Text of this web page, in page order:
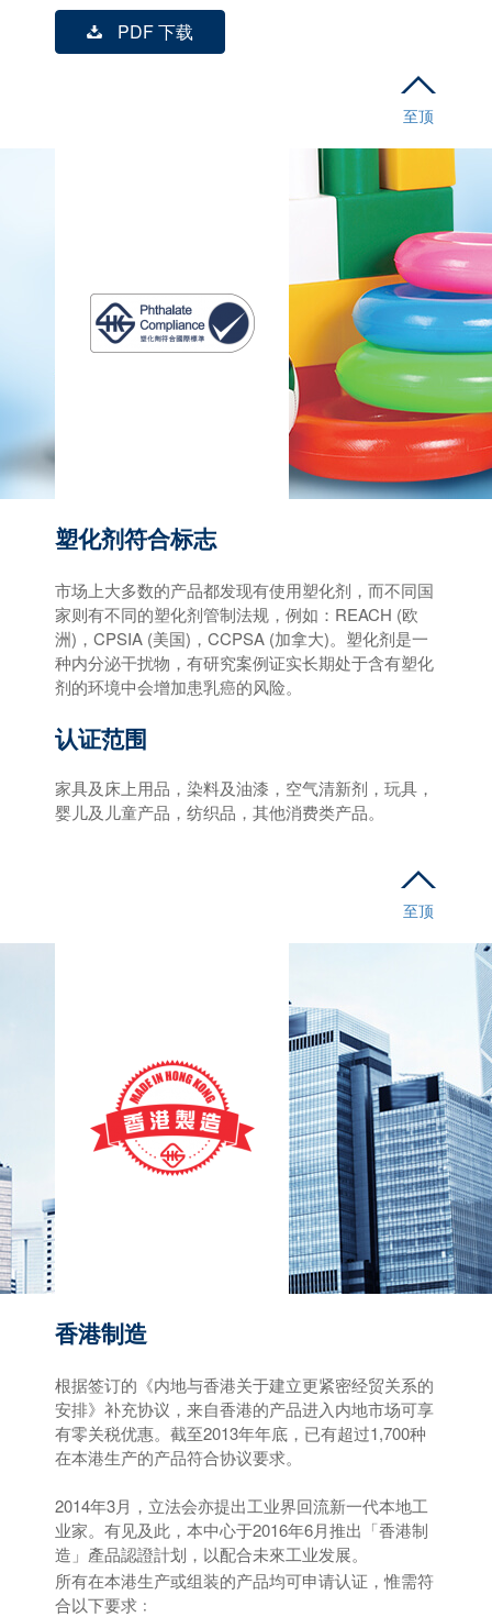
PDF 下载
至顶
塑化剂符合标志
市场上大多数的产品都发现有使用塑化剂，而不同国
家则有不同的塑化剂管制法规，例如：REACH (欧
洲)，CPSIA (美国)，CCPSA (加拿大)。塑化剂是一
种内分泌干扰物，有研究案例证实长期处于含有塑化
剂的环境中会增加患乳癌的风险。
认证范围
家具及床上用品，染料及油漆，空气清新剂，玩具，
婴儿及儿童产品，纺织品，其他消费类产品。
至顶
香港制造
根据签订的《内地与香港关于建立更紧密经贸关系的
安排》补充协议，来自香港的产品进入内地市场可享
有零关税优惠。截至2013年年底，已有超过1,700种
在本港生产的产品符合协议要求。
2014年3月，立法会亦提出工业界回流新一代本地工
业家。有见及此，本中心于2016年6月推出「香港制
造」產品認證計划，以配合未來工业发展。
所有在本港生产或组装的产品均可申请认证，惟需符
合以下要求﹕